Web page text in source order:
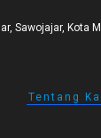
Sawojajar, Kota
Tentang